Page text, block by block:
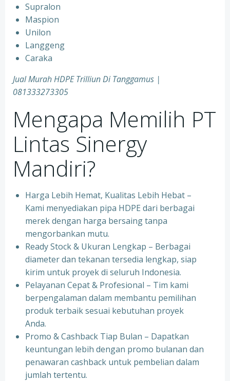
Supralon
Maspion
Unilon
Langgeng
Caraka
Jual Murah HDPE Trilliun Di Tanggamus |
081333273305
Mengapa Memilih PT
Lintas Sinergy
Mandiri?
Harga Lebih Hemat, Kualitas Lebih Hebat –
Kami menyediakan pipa HDPE dari berbagai
merek dengan harga bersaing tanpa
mengorbankan mutu.
Ready Stock & Ukuran Lengkap – Berbagai
diameter dan tekanan tersedia lengkap, siap
kirim untuk proyek di seluruh Indonesia.
Pelayanan Cepat & Profesional – Tim kami
berpengalaman dalam membantu pemilihan
produk terbaik sesuai kebutuhan proyek
Anda.
Promo & Cashback Tiap Bulan – Dapatkan
keuntungan lebih dengan promo bulanan dan
penawaran cashback untuk pembelian dalam
jumlah tertentu.